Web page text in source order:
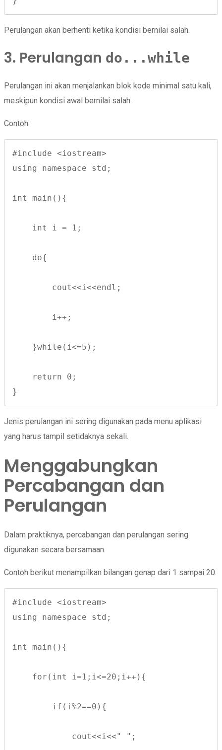
Perulangan akan berhenti ketika kondisi bernilai salah.
3. Perulangan do...while
Perulangan ini akan menjalankan blok kode minimal satu kali,
meskipun kondisi awal bernilai salah.
Contoh:
#include <iostream>
using namespace std;
int main(){
    int i = 1;
    do{
        cout<<i<<endl;
        i++;
    }while(i<=5);
    return 0;
}
Jenis perulangan ini sering digunakan pada menu aplikasi
yang harus tampil setidaknya sekali.
Menggabungkan
Percabangan dan
Perulangan
Dalam praktiknya, percabangan dan perulangan sering
digunakan secara bersamaan.
Contoh berikut menampilkan bilangan genap dari 1 sampai 20.
#include <iostream>
using namespace std;
int main(){
    for(int i=1;i<=20;i++){
        if(i%2==0){
            cout<<i<<" ";